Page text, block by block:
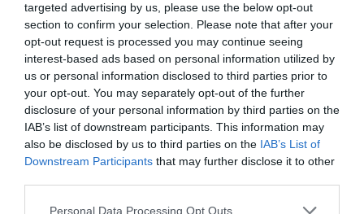
targeted advertising by us, please use the below opt-out
section to confirm your selection. Please note that after your
opt-out request is processed you may continue seeing
interest-based ads based on personal information utilized by
us or personal information disclosed to third parties prior to
your opt-out. You may separately opt-out of the further
disclosure of your personal information by third parties on the
IAB’s list of downstream participants. This information may
also be disclosed by us to third parties on the IAB’s List of
Downstream Participants that may further disclose it to other
Personal Data Processing Opt Outs
Enormes minucias
por Eulogio López